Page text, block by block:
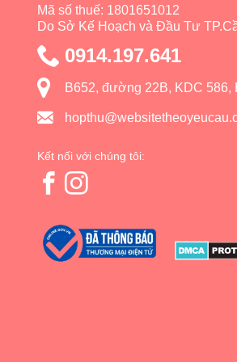
Mã số thuế: 1801651012
Do Sở Kế Hoạch và Đầu Tư
0914.197.641
B652, đường 22B, KDC 586,
Kết nối với chúng tôi: